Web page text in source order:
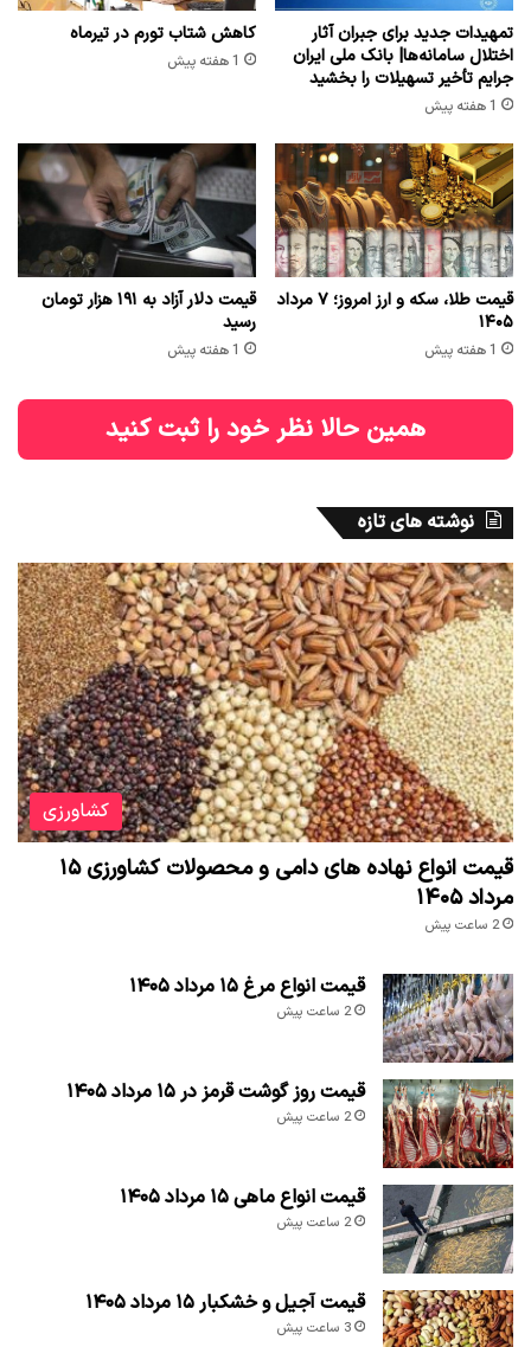
تمهیدات جدید برای جبران آثار
اختلال سامانه‌ها| بانک ملی ایران
جرایم تأخیر تسهیلات را بخشید
1 هفته پیش
کاهش شتاب تورم در تیرماه
1 هفته پیش
قیمت طلا، سکه و ارز امروز؛ ۷ مرداد
۱۴۰۵
1 هفته پیش
قیمت دلار آزاد به ۱۹۱ هزار تومان
رسید
1 هفته پیش
همین حالا نظر خود را ثبت کنید
نوشته های تازه
کشاورزی
قیمت انواع نهاده های دامی و محصولات کشاورزی ۱۵
مرداد ۱۴۰۵
2 ساعت پیش
قیمت انواع مرغ ۱۵ مرداد ۱۴۰۵
2 ساعت پیش
قیمت روز گوشت قرمز در ۱۵ مرداد ۱۴۰۵
2 ساعت پیش
قیمت انواع ماهی ۱۵ مرداد ۱۴۰۵
2 ساعت پیش
قیمت آجیل و خشکبار ۱۵ مرداد ۱۴۰۵
3 ساعت پیش